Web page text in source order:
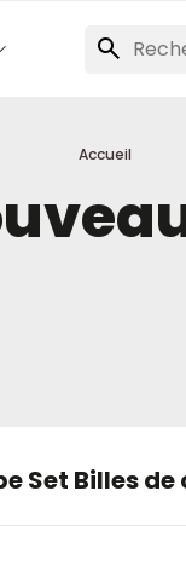
Accueil
Set Billes